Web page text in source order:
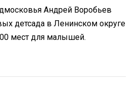
Андрей Воробьев
детсада в Ленинском округе
мест для малышей.